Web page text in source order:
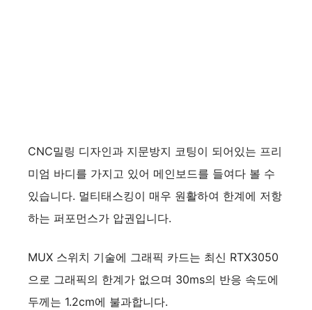
CNC밀링 디자인과 지문방지 코팅이 되어있는 프리
미엄 바디를 가지고 있어 메인보드를 들여다 볼 수
있습니다. 멀티태스킹이 매우 원활하여 한계에 저항
하는 퍼포먼스가 압권입니다.
MUX 스위치 기술에 그래픽 카드는 최신 RTX3050
으로 그래픽의 한계가 없으며 30ms의 반응 속도에
두께는 1.2cm에 불과합니다.